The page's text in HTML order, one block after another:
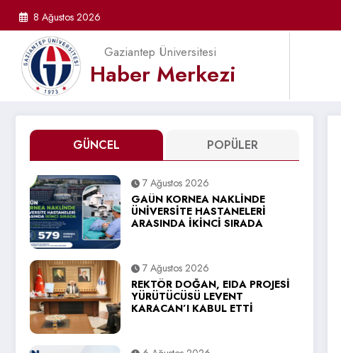
8 Ağustos 2026
Gaziantep Üniversitesi
Haber Merkezi
GÜNCEL POPÜLER
7 Ağustos 2026
GAÜN KORNEA NAKLİNDE
ÜNİVERSİTE HASTANELERİ
ARASINDA İKİNCİ SIRADA
7 Ağustos 2026
REKTÖR DOĞAN, EIDA PROJESİ
YÜRÜTÜCÜSÜ LEVENT
KARACAN’I KABUL ETTİ